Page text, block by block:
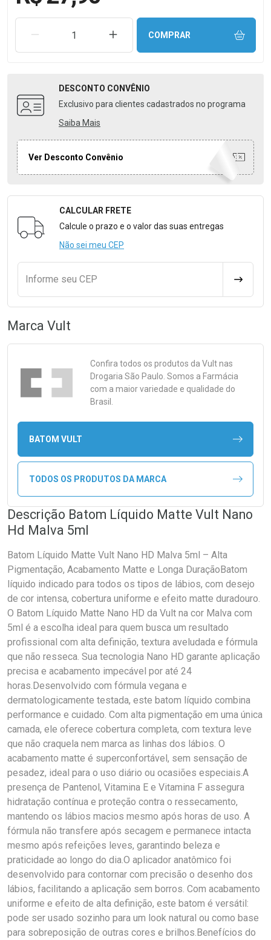
REMOVER UMA UNIDADEAUMENTAR UMA UNIDADE
COMPRAR
DESCONTO CONVÊNIO
Exclusivo para clientes cadastrados no programa
Saiba Mais
Ver Desconto Convênio
Formulário para Calcular o Frete
CALCULAR FRETE
Calcule o prazo e o valor das suas entregas
Não sei meu CEP
Informe seu CEP
Marca Vult
Confira todos os produtos da Vultnas
Drogaria São Paulo. Somos a Farmácia
com a maior variedade e qualidade do
Brasil.
BATOM VULT
TODOS OS PRODUTOS DA MARCA
Descrição Batom Líquido Matte Vult Nano
Hd Malva 5ml
Batom Líquido Matte Vult Nano HD Malva 5ml – Alta
Pigmentação, Acabamento Matte e Longa DuraçãoBatom
líquido indicado para todos os tipos de lábios, com desejo
de cor intensa, cobertura uniforme e efeito matte duradouro.
O Batom Líquido Matte Nano HD da Vult na cor Malva com
5ml é a escolha ideal para quem busca um resultado
profissional com alta definição, textura aveludada e fórmula
que não resseca. Sua tecnologia Nano HD garante aplicação
precisa e acabamento impecável por até 24
horas.Desenvolvido com fórmula vegana e
dermatologicamente testada, este batom líquido combina
performance e cuidado. Com alta pigmentação em uma única
camada, ele oferece cobertura completa, com textura leve
que não craquela nem marca as linhas dos lábios. O
acabamento matte é superconfortável, sem sensação de
pesadez, ideal para o uso diário ou ocasiões especiais.A
presença de Pantenol, Vitamina E e Vitamina F assegura
hidratação contínua e proteção contra o ressecamento,
mantendo os lábios macios mesmo após horas de uso. A
fórmula não transfere após secagem e permanece intacta
mesmo após refeições leves, garantindo beleza e
praticidade ao longo do dia.O aplicador anatômico foi
desenvolvido para contornar com precisão o desenho dos
lábios, facilitando a aplicação sem borros. Com acabamento
uniforme e efeito de alta definição, este batom é versátil:
pode ser usado sozinho para um look natural ou como base
para sobreposição de outras cores e brilhos.Benefícios do